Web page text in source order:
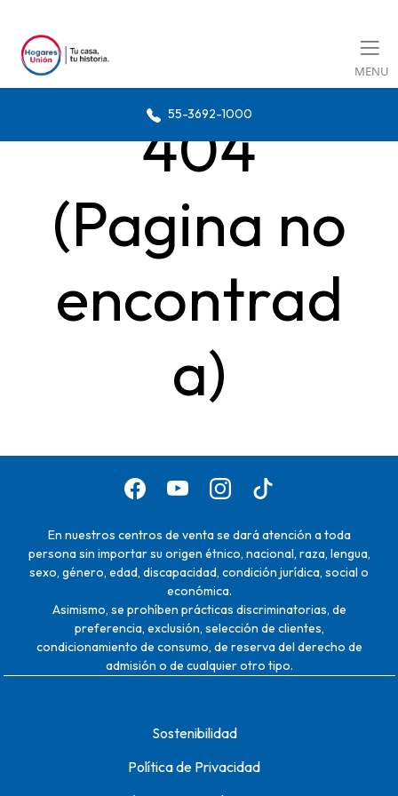
MENU
55-3692-1000
404
(Pagina no
encontrad
a)
En nuestros centros de venta se dará atención a toda
persona sin importar su origen étnico, nacional, raza, lengua,
sexo, género, edad, discapacidad, condición jurídica, social o
económica.
Asimismo, se prohíben prácticas discriminatorias, de
preferencia, exclusión, selección de clientes,
condicionamiento de consumo, de reserva del derecho de
admisión o de cualquier otro tipo.
Sostenibilidad
Política de Privacidad